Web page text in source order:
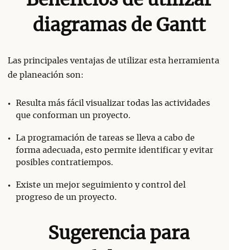
diagramas de Gantt
Las principales ventajas de utilizar esta herramienta
de planeación son:
Resulta más fácil visualizar todas las actividades
que conforman un proyecto.
La programación de tareas se lleva a cabo de
forma adecuada, esto permite identificar y evitar
posibles contratiempos.
Existe un mejor seguimiento y control del
progreso de un proyecto.
Sugerencia para